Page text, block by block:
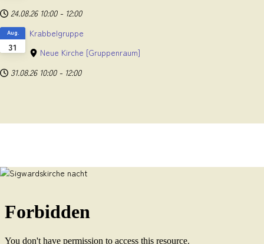
24.08.26 10:00 - 12:00
31
Aug.
Krabbelgruppe
Neue Kirche [Gruppenraum]
31.08.26 10:00 - 12:00